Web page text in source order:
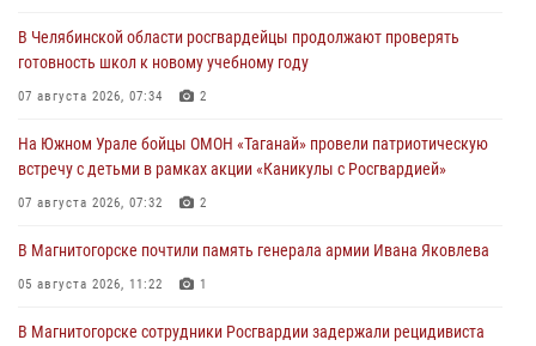
В Челябинской области росгвардейцы продолжают проверять
готовность школ к новому учебному году
07 августа 2026, 07:34 2
На Южном Урале бойцы ОМОН «Таганай» провели патриотическую
встречу с детьми в рамках акции «Каникулы с Росгвардией»
07 августа 2026, 07:32 2
В Магнитогорске почтили память генерала армии Ивана Яковлева
05 августа 2026, 11:22 1
В Магнитогорске сотрудники Росгвардии задержали рецидивиста